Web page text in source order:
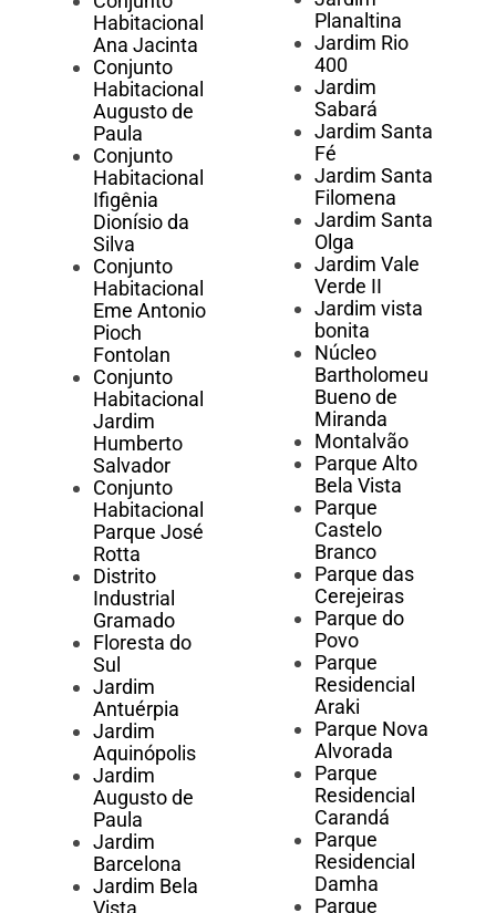
Habitacional
Ana Jacinta
Conjunto
Habitacional
Augusto de
Paula
Conjunto
Habitacional
Ifigênia
Dionísio da
Silva
Conjunto
Habitacional
Eme Antonio
Pioch
Fontolan
Conjunto
Habitacional
Jardim
Humberto
Salvador
Conjunto
Habitacional
Parque José
Rotta
Distrito
Industrial
Gramado
Floresta do
Sul
Jardim
Antuérpia
Jardim
Aquinópolis
Jardim
Augusto de
Paula
Jardim
Barcelona
Jardim Bela
Planaltina
Jardim Rio
400
Jardim
Sabará
Jardim Santa
Fé
Jardim Santa
Filomena
Jardim Santa
Olga
Jardim Vale
Verde II
Jardim vista
bonita
Núcleo
Bartholomeu
Bueno de
Miranda
Montalvão
Parque Alto
Bela Vista
Parque
Castelo
Branco
Parque das
Cerejeiras
Parque do
Povo
Parque
Residencial
Araki
Parque Nova
Alvorada
Parque
Residencial
Carandá
Parque
Residencial
Damha
Parque